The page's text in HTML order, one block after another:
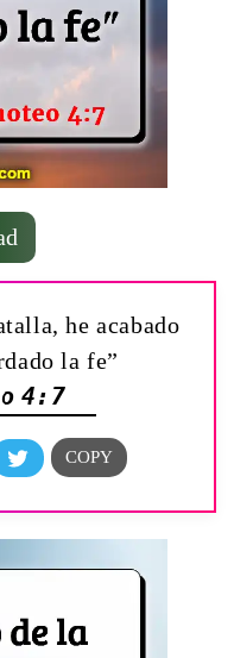
he acabado
la fe”
4:7